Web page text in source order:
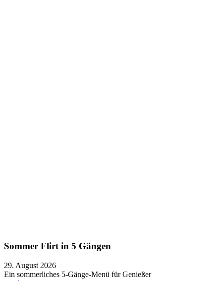
Sommer Flirt in 5 Gängen
29. August 2026
Ein sommerliches 5-Gänge-Menü für Genießer